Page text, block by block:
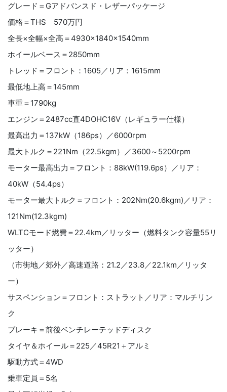
グレード＝Gアドバンスド・レザーパッケージ
価格＝THS 570万円
全長×全幅×全高＝4930×1840×1540mm
ホイールベース＝2850mm
トレッド＝フロント：1605／リア：1615mm
最低地上高＝145mm
車重＝1790kg
エンジン＝2487cc直4DOHC16V（レギュラー仕様）
最高出力＝137kW（186ps）／6000rpm
最大トルク＝221Nm（22.5kgm）／3600～5200rpm
モーター最高出力＝フロント：88kW(119.6ps）／リア：
40kW（54.4ps）
モーター最大トルク＝フロント：202Nm(20.6kgm)／リア：
121Nm(12.3kgm)
WLTCモード燃費＝22.4km／リッター（燃料タンク容量55リ
ッター）
（市街地／郊外／高速道路：21.2／23.8／22.1km／リッタ
ー）
サスペンション＝フロント：ストラット／リア：マルチリン
ク
ブレーキ＝前後ベンチレーテッドディスク
タイヤ＆ホイール＝225／45R21＋アルミ
駆動方式＝4WD
乗車定員＝5名